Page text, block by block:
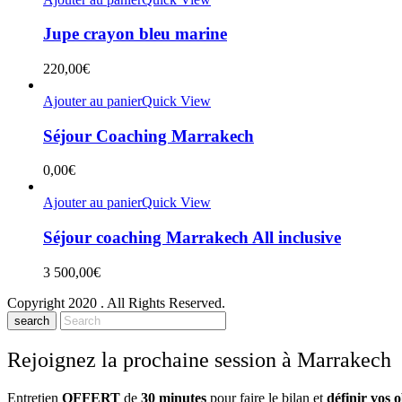
Jupe crayon bleu marine
220,00€
Ajouter au panierQuick View
Séjour Coaching Marrakech
0,00€
Ajouter au panierQuick View
Séjour coaching Marrakech All inclusive
3 500,00€
Copyright 2020 . All Rights Reserved.
search
Rejoignez la prochaine session à Marrakech
Entretien OFFERT de 30 minutes pour faire le bilan et définir vos